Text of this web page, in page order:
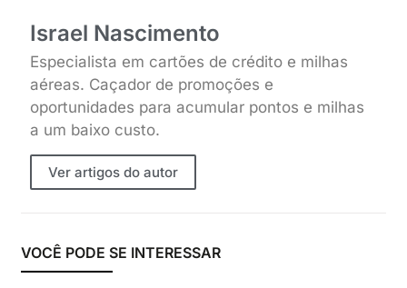
Israel Nascimento
Especialista em cartões de crédito e milhas
aéreas. Caçador de promoções e
oportunidades para acumular pontos e milhas
a um baixo custo.
Ver artigos do autor
VOCÊ PODE SE INTERESSAR